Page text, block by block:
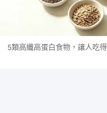
5類高纖高蛋白食物，讓人吃